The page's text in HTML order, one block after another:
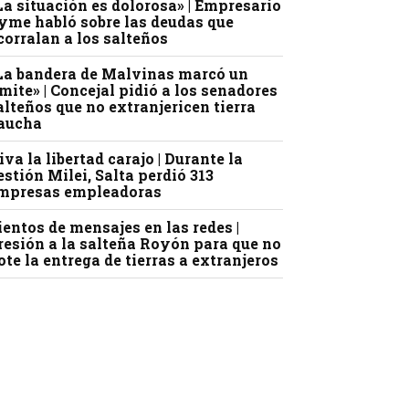
situación es dolorosa» | Empresario
habló sobre las deudas que
a los salteños
bandera de Malvinas marcó un
| Concejal pidió a los senadores
que no extranjericen tierra
la libertad carajo | Durante la
Milei, Salta perdió 313
empleadoras
de mensajes en las redes |
a la salteña Royón para que no
la entrega de tierras a extranjeros